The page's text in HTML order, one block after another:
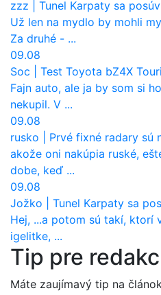
zzz
Tunel Karpaty sa posúva bližšie
Už len na mydlo by mohli
Za druhé - ...
09.08
Soc
Test Toyota bZ4X
Fajn auto, ale ja by som si
nekupil. V ...
09.08
rusko
Prvé fixné radary sú na
akože oni nakúpia ruské,
dobe, keď ...
09.08
Jožko
Tunel Karpaty sa posúva bližšie
Hej, ...a potom sú takí, ktorí
igelitke, ...
Tip pre
Máte zaujímavý tip na článok